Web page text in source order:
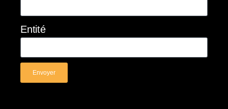
Entité
Envoyer